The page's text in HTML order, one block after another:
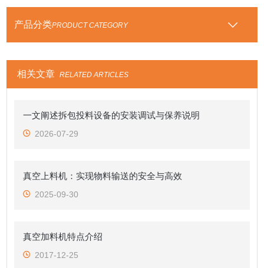
产品分类PRODUCT CATEGORY
相关文章 RELATED ARTICLES
一文阐述拆包投料设备的安装调试与保养说明
2026-07-29
真空上料机：实现物料输送的安全与高效
2025-09-30
真空加料机特点介绍
2017-12-25